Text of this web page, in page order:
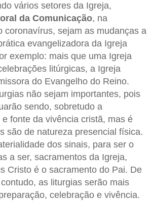
vários setores da Igreja,
da Comunicação, na
coronavírus, sejam as mudanças a
evangelizadora da Igreja
exemplo: mais que uma Igreja
litúrgicas, a Igreja
do Evangelho do Reino.
não sejam importantes, pois
sendo, sobretudo a
e fonte da vivência cristã, mas é
são de natureza presencial física.
dos sinais, para ser o
a ser, sacramentos da Igreja,
Cristo é o sacramento do Pai. De
as liturgias serão mais
celebração e vivência.